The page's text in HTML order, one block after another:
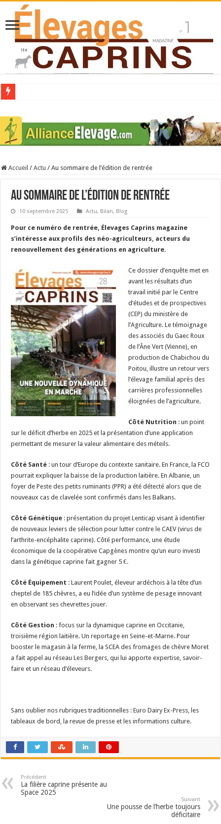
Stress thermique : quelles solutions concrètes pour protéger son troupeau ?
40 ans du Space : une présentation caprine quotidienne
La collecte de lait de chèvre confirme son rebond
Accueil / Actu / Au sommaire de l’édition de rentrée
Au sommaire de l’édition de rentrée
10 septembre 2025 Actu, Bilan, Blog
Pour ce numéro de rentrée, Élevages Caprins magazine
s’intéresse aux profils des néo-agriculteurs, acteurs du
renouvellement des générations en agriculture.
Ce dossier d’enquête met en
avant les résultats d’un
travail initié par le Centre
d’études et de prospectives
(CEP) du ministère de
l’Agriculture. Le témoignage
des associés du Gaec Roux
de l’Âne Vert (Vienne), en
production de Chabichou du
Poitou, illustre un retour vers
l’élevage familial après des
carrières professionnelles
éloignées de l’agriculture.
Côté Nutrition : un point
sur le déficit d’herbe en 2025 et la présentation d’une application
permettant de mesurer la valeur alimentaire des méteils.
Côté Santé : un tour d’Europe du contexte sanitaire. En France, la FCO
pourrait expliquer la baisse de la production laitière. En Albanie, un
foyer de Peste des petits ruminants (PPR) a été détecté alors que de
nouveaux cas de clavelée sont confirmés dans les Balkans.
Côté Génétique : présentation du projet Lenticap visant à identifier
de nouveaux leviers de sélection pour lutter contre le CAEV (virus de
l’arthrite-encéphalite caprine). Côté performance, une étude
économique de la coopérative Capgènes montre qu’un euro investi
dans la génétique caprine fait gagner 5 €.
Côté Équipement : Laurent Poulet, éleveur ardéchois à la tête d’un
cheptel de 185 chèvres, a eu l’idée d’un système de pesage innovant
en observant ses chevrettes jouer.
Côté Gestion : focus sur la dynamique caprine en Occitanie,
troisième région laitière. Un reportage en Seine-et-Marne. Pour
booster le magasin à la ferme, la SCEA des fromages de chèvre Moret
a fait appel au réseau Les Bergers, qui lui apporte expertise, savoir-
faire et un réseau d’éleveurs.
Sans oublier nos rubriques traditionnelles : Euro Dairy Ex-Press, les
tableaux de bord, la revue de presse et les informations culture.
Précédent
La filière caprine présente au
Space 2025
Suivant
Une pousse de l’herbe toujours
déficitaire